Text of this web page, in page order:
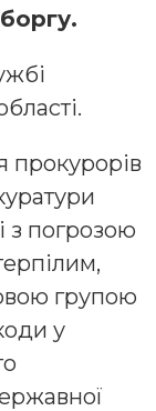
прокурорів
з погрозою
групою
у